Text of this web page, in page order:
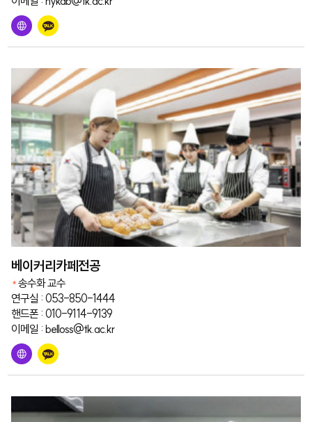
베이커리카페전공
송수화 교수
연구실 : 053-850-1444
핸드폰 : 010-9114-9139
이메일 : belloss@tk.ac.kr